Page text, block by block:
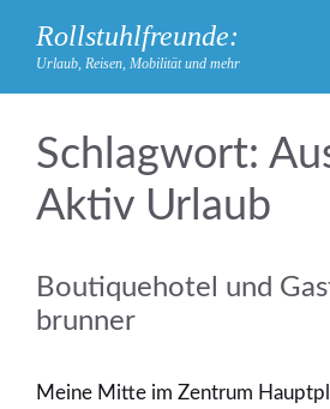
Inhalt
springen
Rollstuhlfreunde:
Urlaub, Reisen, Mobilität und mehr
Aktiv Urlaub
Boutiquehotel und
brunner
Meine Mitte im Zentrum